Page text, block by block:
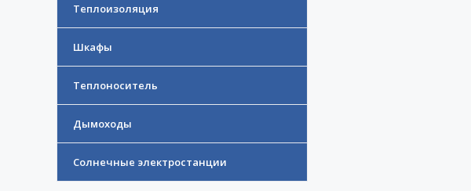
Теплоизоляция
Шкафы
Теплоноситель
Дымоходы
Солнечные электростанции